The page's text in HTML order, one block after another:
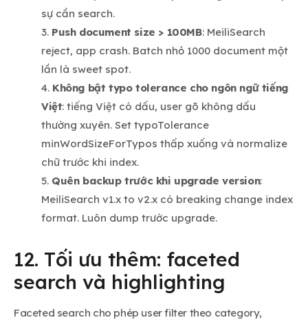
sự cần search.
Push document size > 100MB: MeiliSearch
reject, app crash. Batch nhỏ 1000 document một
lần là sweet spot.
Không bật typo tolerance cho ngôn ngữ tiếng
Việt: tiếng Việt có dấu, user gõ không dấu
thường xuyên. Set typoTolerance
minWordSizeForTypos thấp xuống và normalize
chữ trước khi index.
Quên backup trước khi upgrade version:
MeiliSearch v1.x to v2.x có breaking change index
format. Luôn dump trước upgrade.
12. Tối ưu thêm: faceted
search và highlighting
Faceted search cho phép user filter theo category,